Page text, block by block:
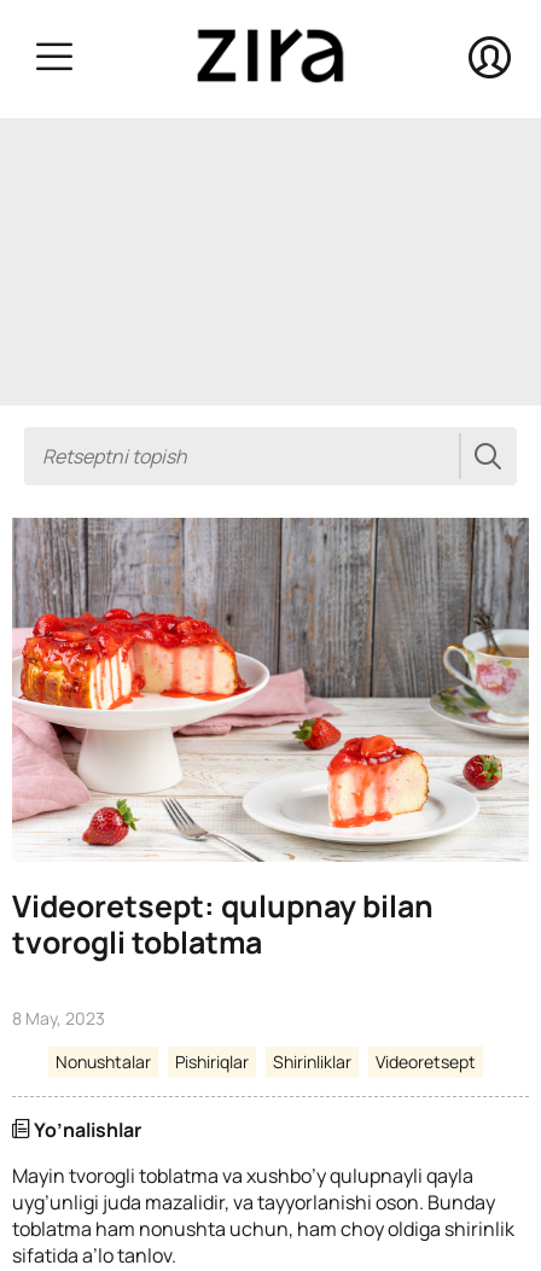
Videoretsept: qulupnay bilan
tvorogli toblatma
8 May, 2023
Nonushtalar
Pishiriqlar Shirinliklar Videoretsept
Yo’nalishlar
Mayin tvorogli toblatma va xushbo’y qulupnayli qayla
uyg’unligi juda mazalidir, va tayyorlanishi oson. Bunday
toblatma ham nonushta uchun, ham choy oldiga shirinlik
sifatida a’lo tanlov.